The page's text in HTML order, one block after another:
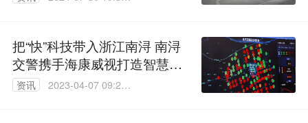
把“快”科技带入浙江南浔 南浔
交警携手海康威视打造智慧交
通新样板
资讯
2023-04-07 09:25: